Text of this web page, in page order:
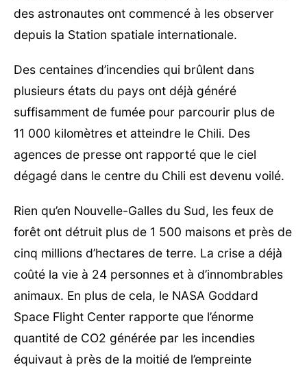
des astronautes ont commencé à les observer
depuis la Station spatiale internationale.
Des centaines d’incendies qui brûlent dans
plusieurs états du pays ont déjà généré
suffisamment de fumée pour parcourir plus de
11 000 kilomètres et atteindre le Chili. Des
agences de presse ont rapporté que le ciel
dégagé dans le centre du Chili est devenu voilé.
Rien qu’en Nouvelle-Galles du Sud, les feux de
forêt ont détruit plus de 1 500 maisons et près de
cinq millions d’hectares de terre. La crise a déjà
coûté la vie à 24 personnes et à d’innombrables
animaux. En plus de cela, le NASA Goddard
Space Flight Center rapporte que l’énorme
quantité de CO2 générée par les incendies
équivaut à près de la moitié de l’empreinte